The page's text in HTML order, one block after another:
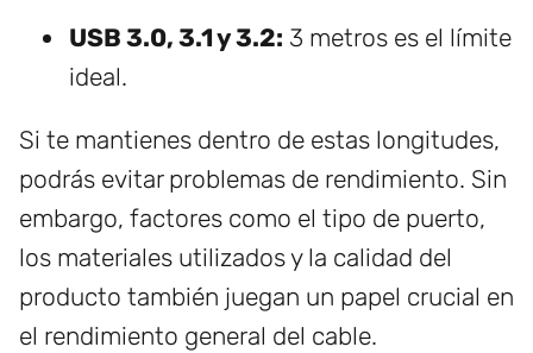
USB 3.0, 3.1 y 3.2: 3 metros es el límite
ideal.
Si te mantienes dentro de estas longitudes,
podrás evitar problemas de rendimiento. Sin
embargo, factores como el tipo de puerto,
los materiales utilizados y la calidad del
producto también juegan un papel crucial en
el rendimiento general del cable.